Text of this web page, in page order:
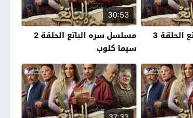
مسلسل سره الباتع الحلقة 3
30:53
مسلسل سره الباتع الحلقة 2
سيما كلوب